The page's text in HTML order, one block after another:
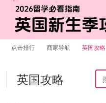
点击排行 商家导航 英国攻略
英国攻略